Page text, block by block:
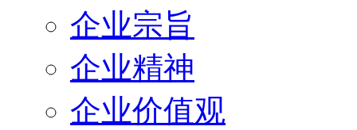
企业宗旨
企业精神
企业价值观